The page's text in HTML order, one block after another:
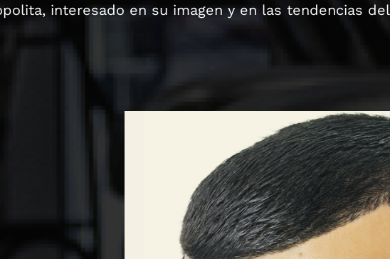
interesado en su imagen y en las tendencias del